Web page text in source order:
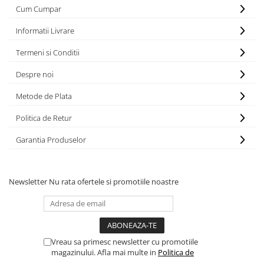
Canturi ABS
Alte accesorii mobila
Surubelnite
Ciocane
Nivela bule/ laser
Alte scule & unelte
Cum Cumpar
Informatii Livrare
Termeni si Conditii
Despre noi
Metode de Plata
Politica de Retur
Garantia Produselor
Newsletter Nu rata ofertele si promotiile noastre
Vreau sa primesc newsletter cu promotiile
magazinului. Afla mai multe in Politica de